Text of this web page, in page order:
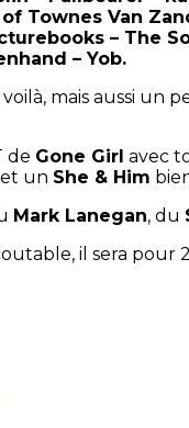
Townes Van
– The
– Yob.
mais aussi un
de Gone Girl avec
un She & Him
Mark Lanegan, du
il sera pour